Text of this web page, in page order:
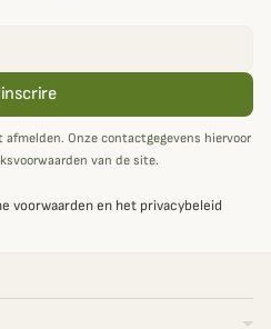
Onze contactgegevens hiervoor
van de site.
voorwaarden en het privacybeleid